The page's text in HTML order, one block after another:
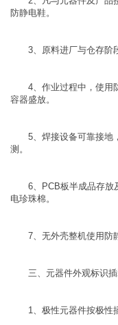
防静电鞋。
3、原料进厂与仓存阶段
4、作业过程中，使用防
容器盛放。
5、焊接设备可靠接地，
测。
6、PCB板半成品存放
电珍珠棉。
7、无外壳整机使用防静
三、元器件外观标识插
1、极性元器件按极性插